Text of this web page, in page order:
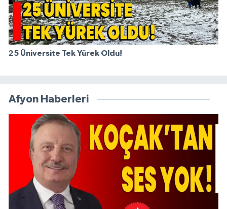
25 Üniversite Tek Yürek Oldu!
Afyon Haberleri